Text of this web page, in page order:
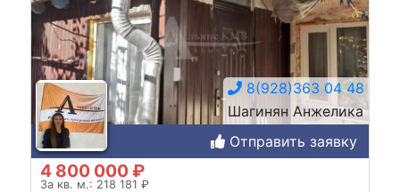
8(928)363 04 48
Шагинян Анжелика
Отправить заявку
4 800 000 ₽
За кв. м.: 218 181 ₽